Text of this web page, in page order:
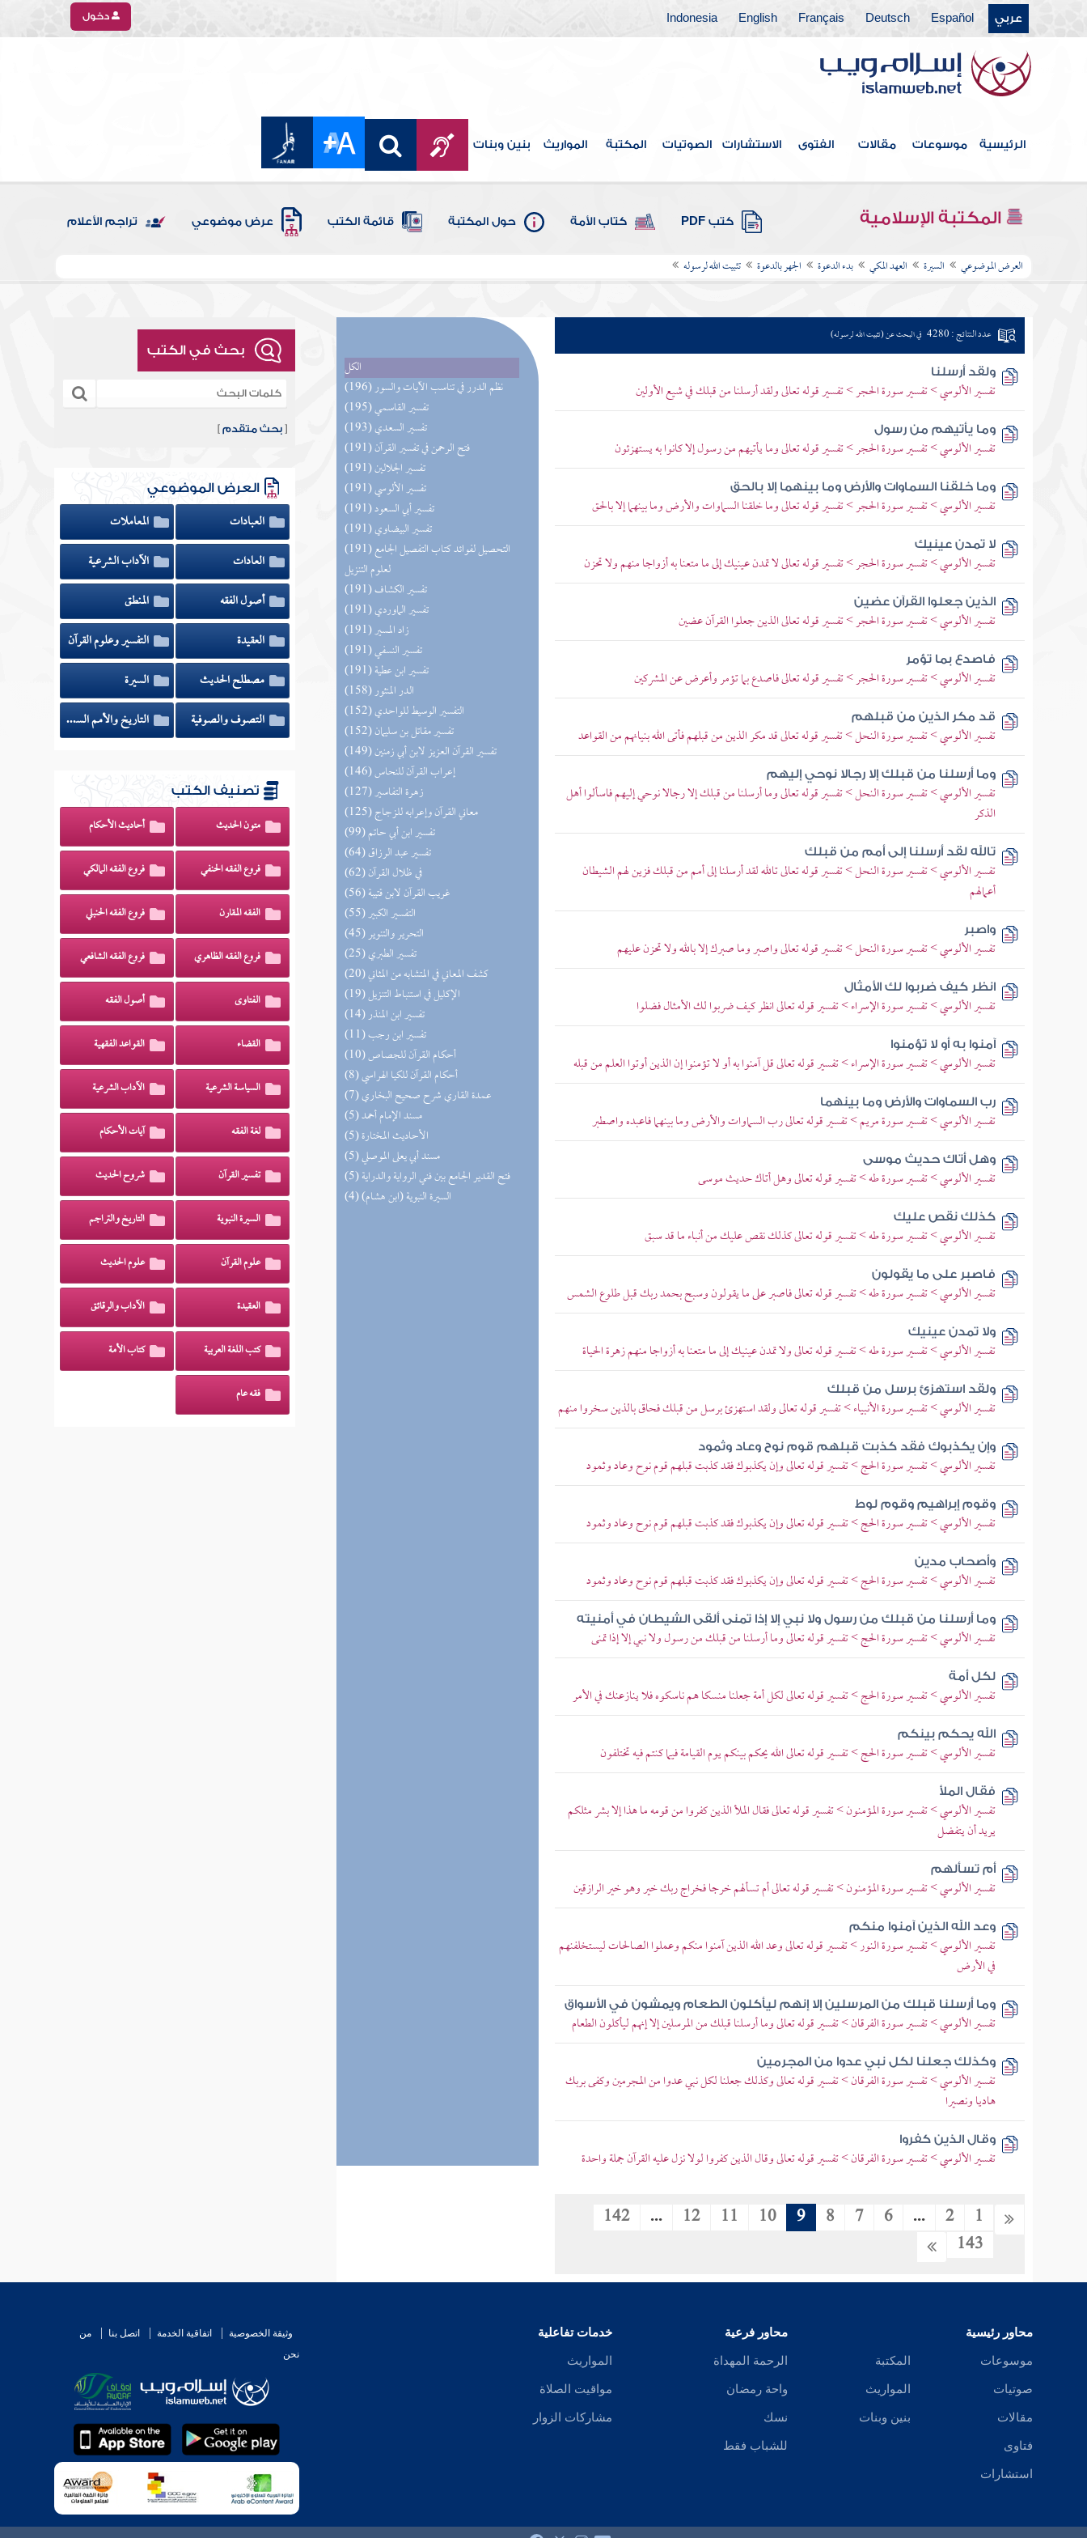
عربي Español
Deutsch
Français
English
Indonesia دخول
الرئيسية موسوعات مقالات الفتوى الاستشارات الصوتيات المكتبة المواريث بنين وبنات
المكتبة الإسلامية كتب PDF كتاب الأمة حول المكتبة قائمة الكتب عرض موضوعي تراجم الأعلام
العرض الموضوعي السيرة العهد المكي بدء الدعوة الجهر بالدعوة تثبيت الله لرسوله
الكل
(196) نظم الدرر في تناسب الآيات والسور
(195) تفسير القاسمي
(193) تفسير السعدي
(191) فتح الرحمن في تفسير القرآن
(191) تفسير الجلالين
(191) تفسير الألوسي
(191) تفسير أبي السعود
(191) تفسير البيضاوي
(191) التحصيل لفوائد كتاب التفصيل الجامع
لعلوم التنزيل
(191) تفسير الكشاف
(191) تفسير الماوردي
(191) زاد المسير
(191) تفسير النسفي
(191) تفسير ابن عطية
(158) الدر المنثور
(152) التفسير الوسيط للواحدي
(152) تفسير مقاتل بن سليمان
(149) تفسير القرآن العزيز لابن أبي زمنين
(146) إعراب القرآن للنحاس
(127) زهرة التفاسير
(125) معاني القرآن وإعرابه للزجاج
(99) تفسير ابن أبي حاتم
(64) تفسير عبد الرزاق
(62) في ظلال القرآن
(56) غريب القرآن لابن قتيبة
(55) التفسير الكبير
(45) التحرير والتنوير
(25) تفسير الطبري
(20) كشف المعاني في المتشابه من المثاني
(19) الإكليل في استنباط التنزيل
(14) تفسير ابن المنذر
(11) تفسير ابن رجب
(10) أحكام القرآن للجصاص
(8) أحكام القرآن للكيا الهراسي
(7) عمدة القاري شرح صحيح البخاري
(5) مسند الإمام أحمد
(5) الأحاديث المختارة
(5) مسند أبي يعلى الموصلي
(5) فتح القدير الجامع بين فني الرواية والدراية
(4) السيرة النبوية (ابن هشام)
عدد النتائج : 4280 في البحث عن (تثبيت الله لرسوله)
ولقد أرسلنا
تفسير الألوسي > تفسير سورة الحجر > تفسير قوله تعالى ولقد أرسلنا من قبلك في شيع الأولين
وما يأتيهم من رسول
تفسير الألوسي > تفسير سورة الحجر > تفسير قوله تعالى وما يأتيهم من رسول إلا كانوا به يستهزئون
وما خلقنا السماوات والأرض وما بينهما إلا بالحق
تفسير الألوسي > تفسير سورة الحجر > تفسير قوله تعالى وما خلقنا السماوات والأرض وما بينهما إلا بالحق
لا تمدن عينيك
تفسير الألوسي > تفسير سورة الحجر > تفسير قوله تعالى لا تمدن عينيك إلى ما متعنا به أزواجا منهم ولا تحزن
الذين جعلوا القرآن عضين
تفسير الألوسي > تفسير سورة الحجر > تفسير قوله تعالى الذين جعلوا القرآن عضين
فاصدع بما تؤمر
تفسير الألوسي > تفسير سورة الحجر > تفسير قوله تعالى فاصدع بما تؤمر وأعرض عن المشركين
قد مكر الذين من قبلهم
تفسير الألوسي > تفسير سورة النحل > تفسير قوله تعالى قد مكر الذين من قبلهم فأتى الله بنيانهم من القواعد
وما أرسلنا من قبلك إلا رجالا نوحي إليهم
تفسير الألوسي > تفسير سورة النحل > تفسير قوله تعالى وما أرسلنا من قبلك إلا رجالا نوحي إليهم فاسألوا أهل
الذكر
تالله لقد أرسلنا إلى أمم من قبلك
تفسير الألوسي > تفسير سورة النحل > تفسير قوله تعالى تالله لقد أرسلنا إلى أمم من قبلك فزين لهم الشيطان
أعمالهم
واصبر
تفسير الألوسي > تفسير سورة النحل > تفسير قوله تعالى واصبر وما صبرك إلا بالله ولا تحزن عليهم
انظر كيف ضربوا لك الأمثال
تفسير الألوسي > تفسير سورة الإسراء > تفسير قوله تعالى انظر كيف ضربوا لك الأمثال فضلوا
آمنوا به أو لا تؤمنوا
تفسير الألوسي > تفسير سورة الإسراء > تفسير قوله تعالى قل آمنوا به أو لا تؤمنوا إن الذين أوتوا العلم من قبله
رب السماوات والأرض وما بينهما
تفسير الألوسي > تفسير سورة مريم > تفسير قوله تعالى رب السماوات والأرض وما بينهما فاعبده واصطبر
وهل أتاك حديث موسى
تفسير الألوسي > تفسير سورة طه > تفسير قوله تعالى وهل أتاك حديث موسى
كذلك نقص عليك
تفسير الألوسي > تفسير سورة طه > تفسير قوله تعالى كذلك نقص عليك من أنباء ما قد سبق
فاصبر على ما يقولون
تفسير الألوسي > تفسير سورة طه > تفسير قوله تعالى فاصبر على ما يقولون وسبح بحمد ربك قبل طلوع الشمس
ولا تمدن عينيك
تفسير الألوسي > تفسير سورة طه > تفسير قوله تعالى ولا تمدن عينيك إلى ما متعنا به أزواجا منهم زهرة الحياة
ولقد استهزئ برسل من قبلك
تفسير الألوسي > تفسير سورة الأنبياء > تفسير قوله تعالى ولقد استهزئ برسل من قبلك فحاق بالذين سخروا منهم
وإن يكذبوك فقد كذبت قبلهم قوم نوح وعاد وثمود
تفسير الألوسي > تفسير سورة الحج > تفسير قوله تعالى وإن يكذبوك فقد كذبت قبلهم قوم نوح وعاد وثمود
وقوم إبراهيم وقوم لوط
تفسير الألوسي > تفسير سورة الحج > تفسير قوله تعالى وإن يكذبوك فقد كذبت قبلهم قوم نوح وعاد وثمود
وأصحاب مدين
تفسير الألوسي > تفسير سورة الحج > تفسير قوله تعالى وإن يكذبوك فقد كذبت قبلهم قوم نوح وعاد وثمود
وما أرسلنا من قبلك من رسول ولا نبي إلا إذا تمنى ألقى الشيطان في أمنيته
تفسير الألوسي > تفسير سورة الحج > تفسير قوله تعالى وما أرسلنا من قبلك من رسول ولا نبي إلا إذا تمنى
لكل أمة
تفسير الألوسي > تفسير سورة الحج > تفسير قوله تعالى لكل أمة جعلنا منسكا هم ناسكوه فلا ينازعنك في الأمر
الله يحكم بينكم
تفسير الألوسي > تفسير سورة الحج > تفسير قوله تعالى الله يحكم بينكم يوم القيامة فيما كنتم فيه تختلفون
فقال الملأ
تفسير الألوسي > تفسير سورة المؤمنون > تفسير قوله تعالى فقال الملأ الذين كفروا من قومه ما هذا إلا بشر مثلكم
يريد أن يتفضل
أم تسألهم
تفسير الألوسي > تفسير سورة المؤمنون > تفسير قوله تعالى أم تسألهم خرجا فخراج ربك خير وهو خير الرازقين
وعد الله الذين آمنوا منكم
تفسير الألوسي > تفسير سورة النور > تفسير قوله تعالى وعد الله الذين آمنوا منكم وعملوا الصالحات ليستخلفنهم
في الأرض
وما أرسلنا قبلك من المرسلين إلا إنهم ليأكلون الطعام ويمشون في الأسواق
تفسير الألوسي > تفسير سورة الفرقان > تفسير قوله تعالى وما أرسلنا قبلك من المرسلين إلا إنهم ليأكلون الطعام
وكذلك جعلنا لكل نبي عدوا من المجرمين
تفسير الألوسي > تفسير سورة الفرقان > تفسير قوله تعالى وكذلك جعلنا لكل نبي عدوا من المجرمين وكفى بربك
هاديا ونصيرا
وقال الذين كفروا
تفسير الألوسي > تفسير سورة الفرقان > تفسير قوله تعالى وقال الذين كفروا لولا نزل عليه القرآن جملة واحدة
1
2
...
6
7
8
9
10
11
12
...
142
143
بحث في الكتب
[بحث متقدم ]
العرض الموضوعي
العبادات
المعاملات
العادات
الآداب الشرعية
أصول الفقه
المنطق
العقيدة
التفسير وعلوم القرآن
مصطلح الحديث
السيرة
التصوف والصوفية
التاريخ والأمم السابقة
تصنيف الكتب
متون الحديث أحاديث الأحكام
فروع الفقه الحنفي فروع الفقه المالكي
الفقه المقارن فروع الفقه الحنبلي
فروع الفقه الظاهري فروع الفقه الشافعي
الفتاوى أصول الفقه
القضاء القواعد الفقهية
السياسة الشرعية الآداب الشرعية
لغة الفقه آيات الأحكام
تفسير القرآن شروح الحديث
السيرة النبوية التاريخ والتراجم
علوم القرآن علوم الحديث
العقيدة الآداب والرقائق
كتب اللغة العربية كتاب الأمة
فقه عام
محاور رئيسية
موسوعات
صوتيات
مقالات
فتاوى
استشارات
المكتبة
المواريث
بنين وبنات
محاور فرعية
الرحمة المهداة
واحة رمضان
نسك
للشباب فقط
خدمات تفاعلية
المواريث
مواقيت الصلاة
مشاركات الزوار
وثيقة الخصوصية اتفاقية الخدمة اتصل بنا
من
نحن